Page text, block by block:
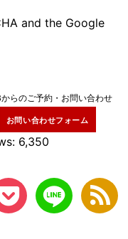
and the Google
からのご予約・お問い合わせ
お問い合わせフォーム
6,350